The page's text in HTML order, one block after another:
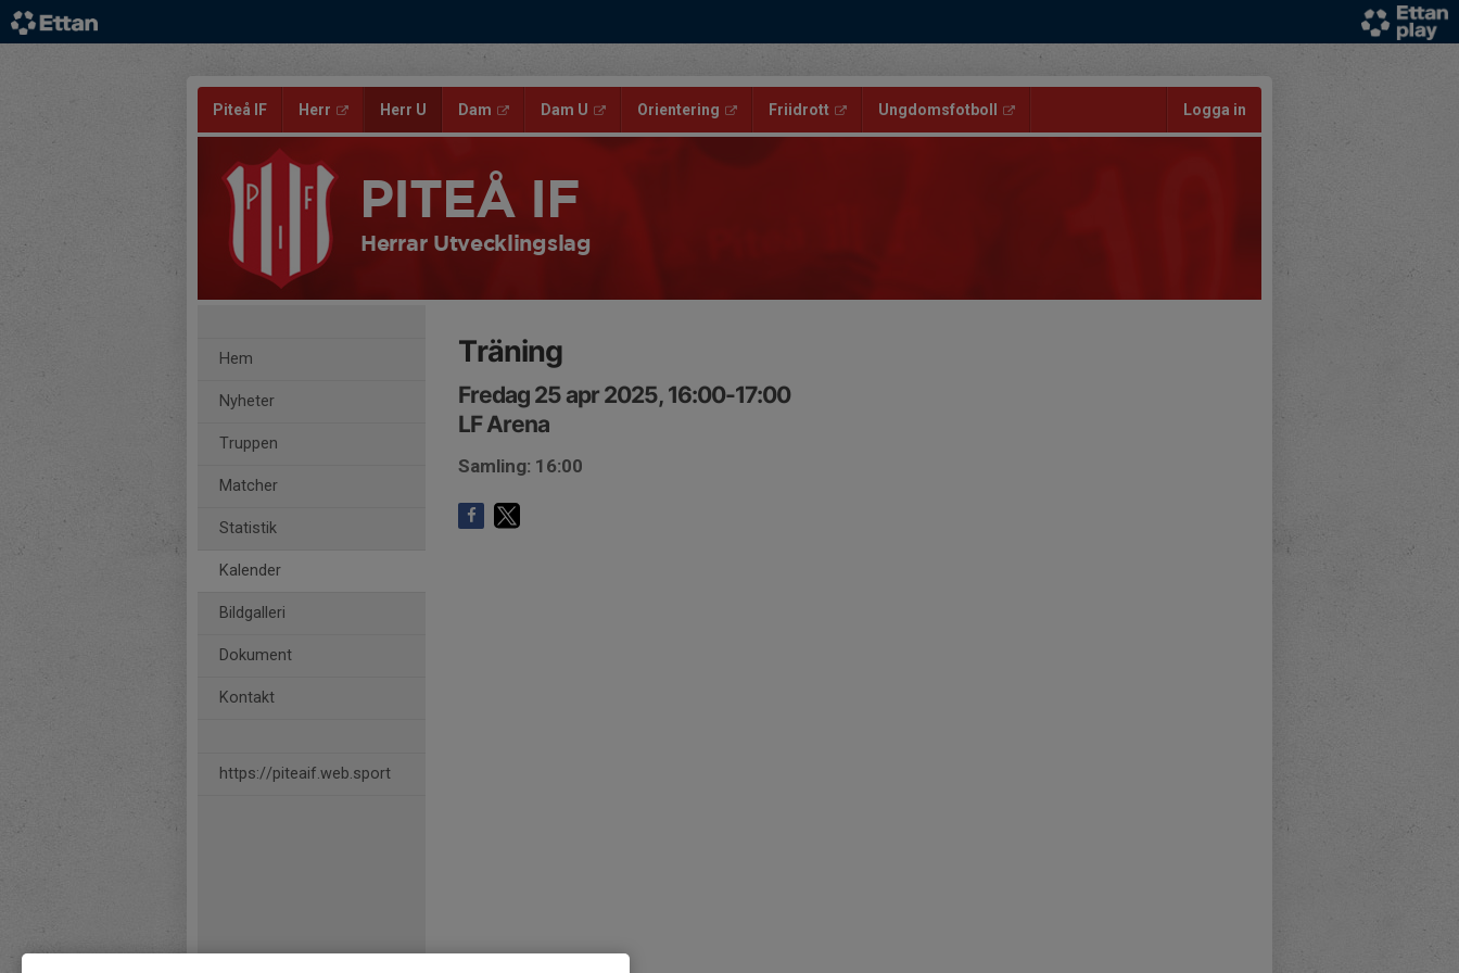
Piteå IF Herr Herr U Dam Dam U Orientering Friidrott Ungdomsfotboll Logga in
PITEÅ IF
Herrar Utvecklingslag
Hem
Nyheter
Truppen
Matcher
Statistik
Kalender
Bildgalleri
Dokument
Kontakt
https://piteaif.web.sport
Träning
Fredag 25 apr 2025, 16:00-17:00
LF Arena
Samling: 16:00